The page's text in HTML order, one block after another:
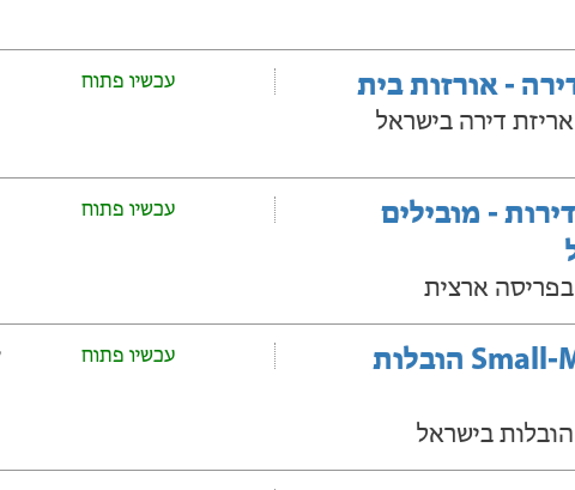
- אורזות בית
דירה בישראל
עכשיו פתוח
- מובילים
ארצית
עכשיו פתוח
Small-Moving הובלות
בישראל
עכשיו פתוח